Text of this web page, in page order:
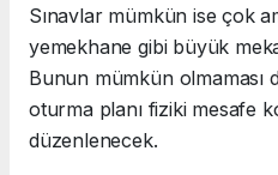
Sınavlar mümkün ise çok
yemekhane gibi büyük
Bunun mümkün olmaması
oturma planı fiziki mesafe
düzenlenecek.